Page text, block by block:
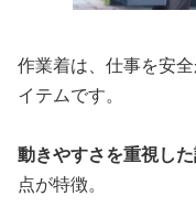
作業着は、仕事を安
イテムです。
動きやすさを重視し
点が特徴。